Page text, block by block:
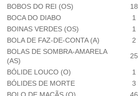
BOBOS DO REI (OS)
18
BOCA DO DIABO
1
BOINAS VERDES (OS)
1
BOLA DE FAZ-DE-CONTA (A)
2
BOLAS DE SOMBRA-AMARELA
(AS)
25
BÓLIDE LOUCO (O) 1
BÓLIDES DE MORTE
3